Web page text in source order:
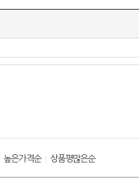
높은가격순| 상품평많은순